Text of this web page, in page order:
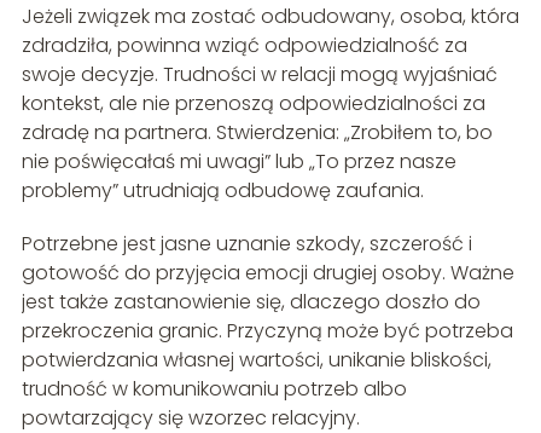
Jeżeli związek ma zostać odbudowany, osoba, która
zdradziła, powinna wziąć odpowiedzialność za
swoje decyzje. Trudności w relacji mogą wyjaśniać
kontekst, ale nie przenoszą odpowiedzialności za
zdradę na partnera. Stwierdzenia: „Zrobiłem to, bo
nie poświęcałaś mi uwagi” lub „To przez nasze
problemy” utrudniają odbudowę zaufania.
Potrzebne jest jasne uznanie szkody, szczerość i
gotowość do przyjęcia emocji drugiej osoby. Ważne
jest także zastanowienie się, dlaczego doszło do
przekroczenia granic. Przyczyną może być potrzeba
potwierdzania własnej wartości, unikanie bliskości,
trudność w komunikowaniu potrzeb albo
powtarzający się wzorzec relacyjny.